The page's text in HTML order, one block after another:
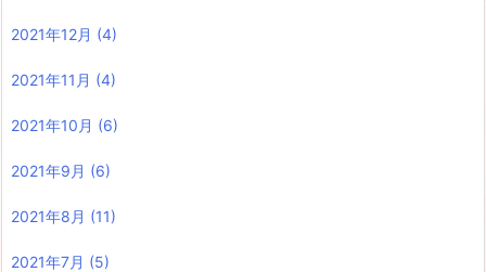
2021年12月 (4)
2021年11月 (4)
2021年10月 (6)
2021年9月 (6)
2021年8月 (11)
2021年7月 (5)